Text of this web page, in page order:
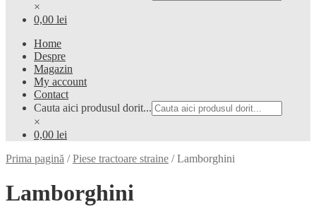
×
0,00 lei
Home
Despre
Magazin
My account
Contact
Cauta aici produsul dorit...
×
0,00 lei
Prima pagină /Piese tractoare straine /Lamborghini
Lamborghini